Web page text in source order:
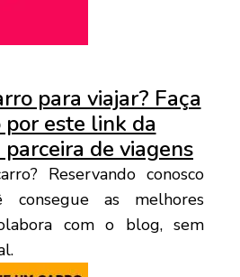
para viajar? Faça
por este link da
de viagens
Reservando conosco
consegue as melhores
com o blog, sem